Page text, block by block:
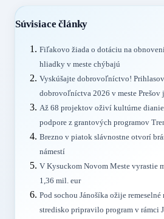
Súvisiace články
Fiľakovo žiada o dotáciu na
hliadky v meste chýbajú
Vyskúšajte dobrovoľníctvo!
dobrovoľníctva 2026 v meste Prešov
Až 68 projektov oživí kultúrne
podpore z grantových programov
Brezno v piatok slávnostne otvorí
námestí
V Kysuckom Novom Meste vyrastie
1,36 mil. eur
Pod sochou Jánošíka ožije
stredisko pripravilo program v rámci